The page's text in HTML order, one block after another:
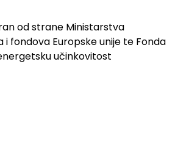
od strane Ministarstva
i fondova Europske unije te Fonda
učinkovitost